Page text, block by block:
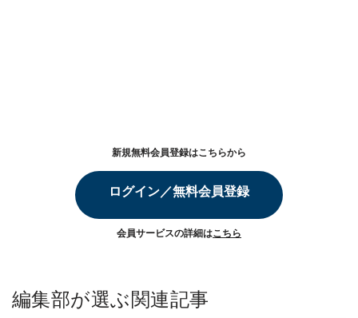
新規無料会員登録はこちらから
ログイン／無料会員登録
会員サービスの詳細はこちら
編集部が選ぶ関連記事